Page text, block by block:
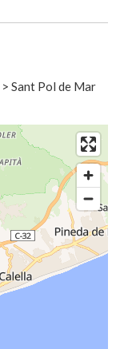
Sant Pol de Mar